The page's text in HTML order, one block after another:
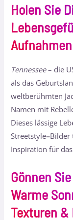
Holen Sie
Tennessee– die
als das
weltberühmten
Namen mit
Dieses lässige
Streetstyle–Bilder
Inspiration für
Gönnen
Warme
Texturen &